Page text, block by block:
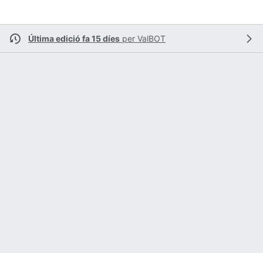
Última edició fa 15 díes per ValBOT